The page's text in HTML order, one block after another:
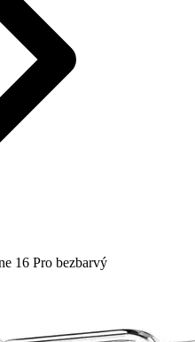
16 Pro bezbarvý